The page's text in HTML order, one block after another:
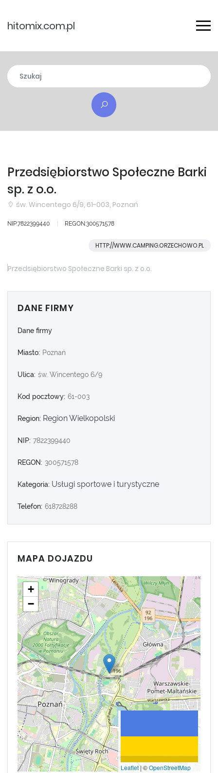
hitomix.com.pl
Przedsiębiorstwo Społeczne Barki
sp. z o.o.
św. Wincentego 6/9, 61-003, Poznań
NIP:7822399440 REGON:300571578
HTTP://WWW.CAMPING.ORZECHOWO.PL
DANE FIRMY
Dane firmy
Miasto: Poznań
Ulica: św. Wincentego 6/9
Kod pocztowy: 61-003
Region: Region Wielkopolski
NIP: 7822399440
REGON: 300571578
Kategoria: Usługi sportowe i turystyczne
Telefon: 618728288
MAPA DOJAZDU
+
−
Leaflet|©OpenStreetMap